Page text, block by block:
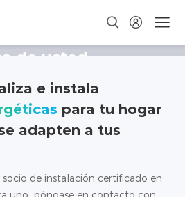
instalador Dyness
de usted.
e instala
para tu hogar
adapten a tus
socio de instalación certificado en